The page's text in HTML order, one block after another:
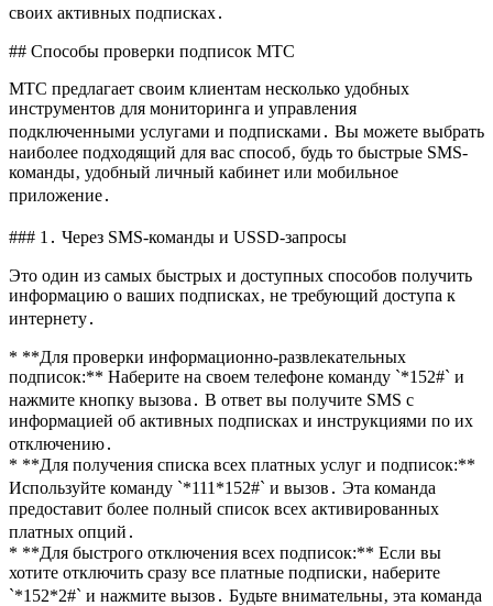
своих активных подписках․
## Способы проверки подписок МТС
МТС предлагает своим клиентам несколько удобных
инструментов для мониторинга и управления
подключенными услугами и подписками․ Вы можете выбрать
наиболее подходящий для вас способ‚ будь то быстрые SMS-
команды‚ удобный личный кабинет или мобильное
приложение․
### 1․ Через SMS-команды и USSD-запросы
Это один из самых быстрых и доступных способов получить
информацию о ваших подписках‚ не требующий доступа к
интернету․
* **Для проверки информационно-развлекательных
подписок:** Наберите на своем телефоне команду `*152#` и
нажмите кнопку вызова․ В ответ вы получите SMS с
информацией об активных подписках и инструкциями по их
отключению․
* **Для получения списка всех платных услуг и подписок:**
Используйте команду `*111*152#` и вызов․ Эта команда
предоставит более полный список всех активированных
платных опций․
* **Для быстрого отключения всех подписок:** Если вы
хотите отключить сразу все платные подписки‚ наберите
`*152*2#` и нажмите вызов․ Будьте внимательны‚ эта команда